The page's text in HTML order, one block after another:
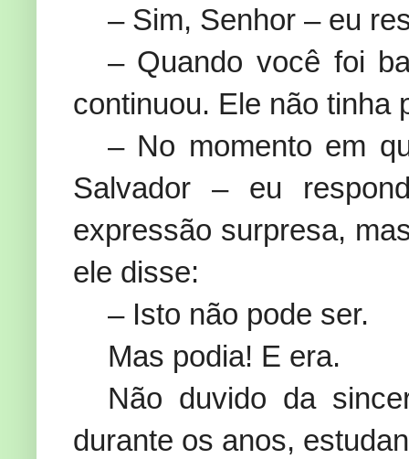
– Sim, Senhor – eu
– Quando você foi
continuou. Ele não tinha
– No momento em
Salvador – eu
expressão surpresa,
ele disse:
– Isto não pode ser.
Mas podia! E era.
Não duvido da
durante os anos,